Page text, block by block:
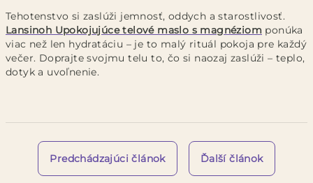
Tehotenstvo si zaslúži jemnosť, oddych a starostlivosť.
Lansinoh Upokojujúce telové maslo s magnéziom ponúka
viac než len hydratáciu – je to malý rituál pokoja pre každý
večer. Doprajte svojmu telu to, čo si naozaj zaslúži – teplo,
dotyk a uvoľnenie.
Predchádzajúci článok Ďalší článok